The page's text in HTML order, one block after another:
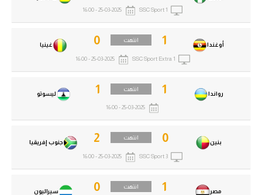
مصر 1 انتهت
سيراليون 0
بنين 0 انتهت
جنوب إفريقيا 2
SSC Sport 3
25-03-2025 - 16:00
رواندا 1 انتهت
ليسوتو 1
25-03-2025 - 16:00
أوغندا 1 انتهت
غينيا 0
SSC Sport Extra 1
25-03-2025 - 16:00
SSC Sport 1
25-03-2025 - 16:00